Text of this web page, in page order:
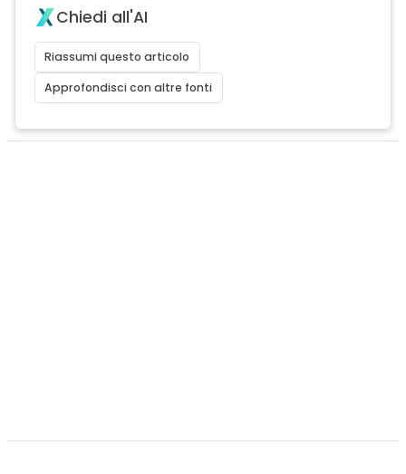
Chiedi all'AI
Riassumi questo articolo
Approfondisci con altre fonti